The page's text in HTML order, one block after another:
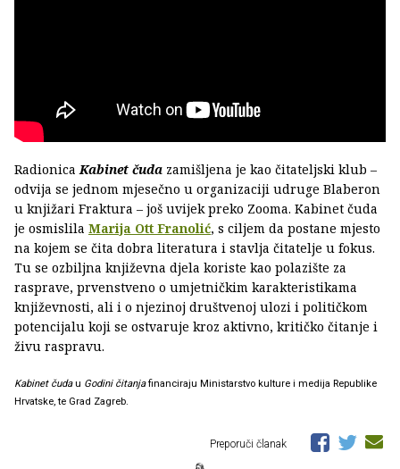
RadionicaKabinet čuda zamišljena je kao čitateljski klub –
odvija se jednom mjesečno u organizaciji udruge Blaberon
u knjižari Fraktura – još uvijek preko Zooma. Kabinet čuda
je osmislila Marija Ott Franolić, s ciljem da postane mjesto
na kojem se čita dobra literatura i stavlja čitatelje u fokus.
Tu se ozbiljna književna djela koriste kao polazište za
rasprave, prvenstveno o umjetničkim karakteristikama
književnosti, ali i o njezinoj društvenoj ulozi i političkom
potencijalu koji se ostvaruje kroz aktivno, kritičko čitanje i
živu raspravu.
Kabinet čudau Godini čitanjafinanciraju Ministarstvo kulture i medija Republike
Hrvatske, te Grad Zagreb.
Preporuči članak